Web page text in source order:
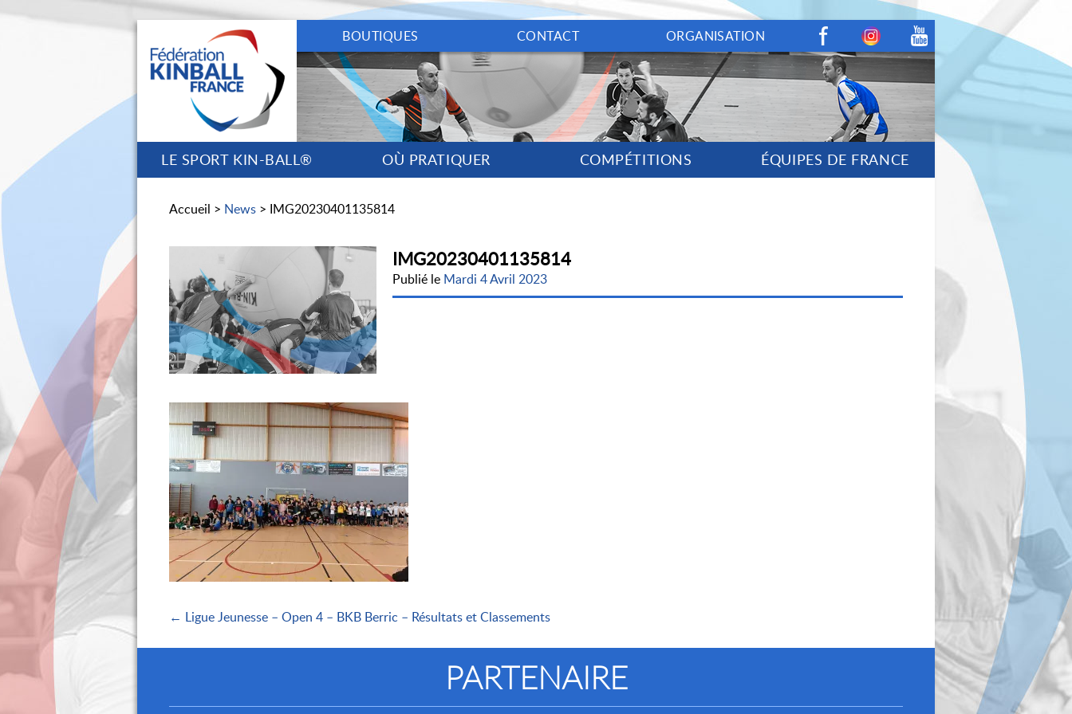
BOUTIQUES CONTACT ORGANISATION
LE SPORT KIN-BALL® OÙ PRATIQUER COMPÉTITIONS ÉQUIPES DE FRANCE
FacebookInstagramYoutube
Accueil > News > IMG20230401135814
IMG20230401135814
Publié le Mardi 4 Avril 2023
← Ligue Jeunesse – Open 4 – BKB Berric – Résultats et Classements
PARTENAIRE